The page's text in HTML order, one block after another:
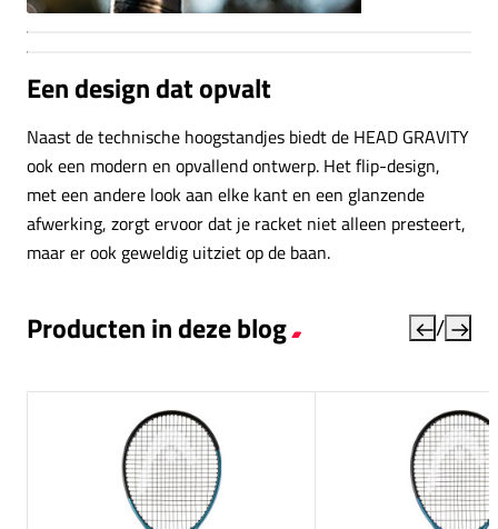
Een design dat opvalt
Naast de technische hoogstandjes biedt de HEAD GRAVITY
ook een modern en opvallend ontwerp. Het flip-design,
met een andere look aan elke kant en een glanzende
afwerking, zorgt ervoor dat je racket niet alleen presteert,
maar er ook geweldig uitziet op de baan.
Producten in deze blog /